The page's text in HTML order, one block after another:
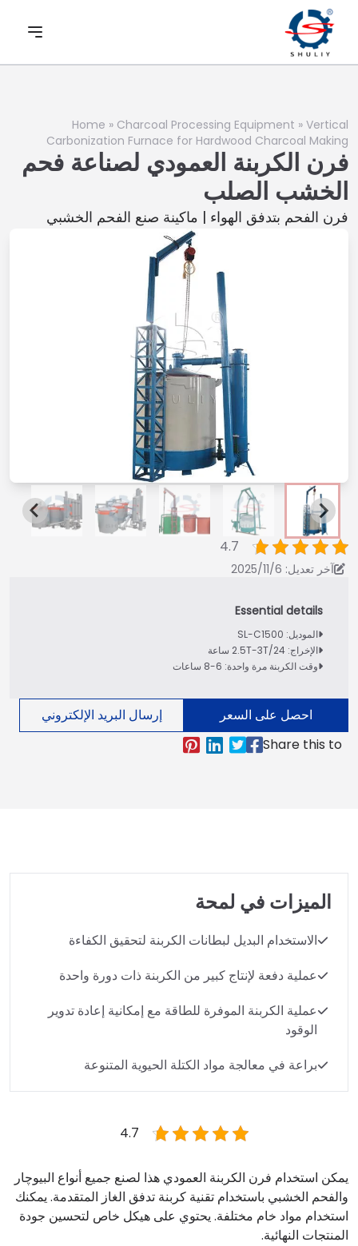
Home » Charcoal Processing Equipment » Vertical
Carbonization Furnace for Hardwood Charcoal Making
فرن الكربنة العمودي لصناعة فحم
الخشب الصلب
فرن الفحم بتدفق الهواء | ماكينة صنع الفحم الخشبي
4.7
آخر تعديل: 2025/11/6
الموديل: SL-C1500
الإخراج: 2.5T-3T/24 ساعة
وقت الكربنة مرة واحدة: 6-8 ساعات
احصل على السعر إرسال البريد الإلكتروني
الميزات في لمحة
الاستخدام البديل لبطانات الكربنة لتحقيق الكفاءة
عملية دفعة لإنتاج كبير من الكربنة ذات دورة واحدة
عملية الكربنة الموفرة للطاقة مع إمكانية إعادة تدوير
الوقود
براعة في معالجة مواد الكتلة الحيوية المتنوعة
4.7
يمكن استخدام فرن الكربنة العمودي هذا لصنع جميع أنواع البيوچار
والفحم الخشبي باستخدام تقنية كربنة تدفق الغاز المتقدمة. يمكنك
استخدام مواد خام مختلفة. يحتوي على هيكل خاص لتحسين جودة
المنتجات النهائية.